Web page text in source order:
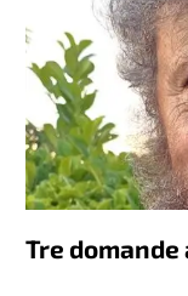
Tre